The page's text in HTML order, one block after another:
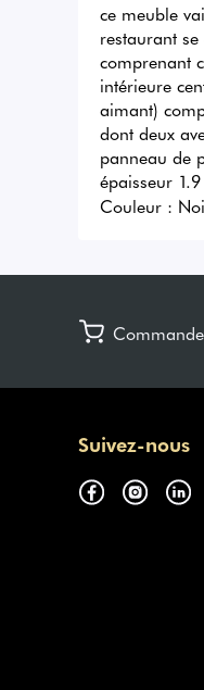
ce meuble
restaurant
comprenant
intérieure
aimant)
dont deux
panneau de
épaisseur
Couleur :
Suivez-nous